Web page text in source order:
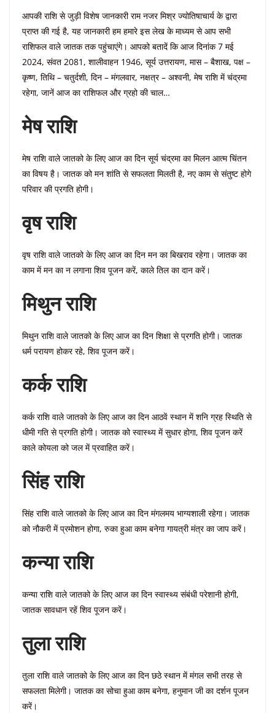
आपकी राशि से जुड़ी विशेष जानकारी राम नजर मिश्र ज्योतिषाचार्य के द्वारा
प्राप्त की गई है, यह जानकारी हम हमारे इस लेख के माध्यम से आप सभी
राशिफल वाले जातक तक पहुंचाएंगे। आपको बतादें कि आज दिनांक 7 मई
2024, संवत 2081, शालीवाहन 1946, सूर्य उत्तरायण, मास – बैशाख, पक्ष –
कृष्ण, तिथि – चतुर्दशी, दिन – मंगलवार, नक्षत्र – अश्वनी, मेष राशि में चंद्रमा
रहेगा, जानें आज का राशिफल और ग्रहो की चाल…
मेष राशि
मेष राशि वाले जातको के लिए आज का दिन सूर्य चंद्रमा का मिलन आत्म चिंतन
का विषय है। जातक को मन शांति से सफलता मिलती है, नए काम से संतुष्ट होगे
परिवार की प्रगति होगी।
वृष राशि
वृष राशि वाले जातको के लिए आज का दिन मन का बिखराव रहेगा। जातक का
काम में मन का न लगाना शिव पूजन करें, काले तिल का दान करें।
मिथुन राशि
मिथुन राशि वाले जातको के लिए आज का दिन शिक्षा से प्रगति होगी। जातक
धर्म परायण होकर रहे, शिव पूजन करें।
कर्क राशि
कर्क राशि वाले जातको के लिए आज का दिन आठवें स्थान में शनि ग्रह स्थिति से
धीमी गति से प्रगति होगी। जातक को स्वास्थ्य में सुधार होगा, शिव पूजन करें
काले कोयला को जल में प्रवाहित करें।
सिंह राशि
सिंह राशि वाले जातको के लिए आज का दिन मंगलमय भाग्यशाली रहेगा। जातक
को नौकरी में प्रमोशन होगा, रुका हुआ काम बनेगा गायत्री मंत्र का जाप करें।
कन्या राशि
कन्या राशि वाले जातको के लिए आज का दिन स्वास्थ्य संबंधी परेशानी होगी,
जातक सावधान रहें शिव पूजन करें।
तुला राशि
तुला राशि वाले जातको के लिए आज का दिन छठे स्थान में मंगल सभी तरह से
सफलता मिलेगी। जातक का सोचा हुआ काम बनेगा, हनुमान जी का दर्शन पूजन
करें।